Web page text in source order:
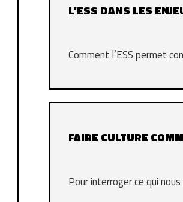
L'ESS DANS LES
Comment l’ESS permet
FAIRE CULTURE
Pour interroger ce qui